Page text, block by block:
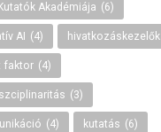
Akadémiája (6)
AI (4) hivatkozáskezelők
faktor (4)
(3)
(4) kutatás (6)